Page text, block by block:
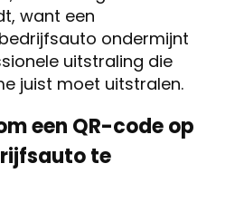
want een
ondermijnt
uitstraling die
juist moet uitstralen.
een QR-code op
te